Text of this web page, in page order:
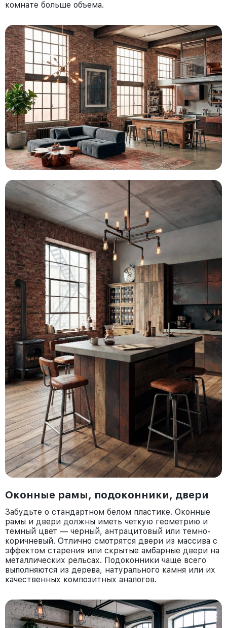
комнате больше объема.
Оконные рамы, подоконники, двери
Забудьте о стандартном белом пластике. Оконные
рамы и двери должны иметь четкую геометрию и
темный цвет — черный, антрацитовый или темно-
коричневый. Отлично смотрятся двери из массива с
эффектом старения или скрытые амбарные двери на
металлических рельсах. Подоконники чаще всего
выполняются из дерева, натурального камня или их
качественных композитных аналогов.